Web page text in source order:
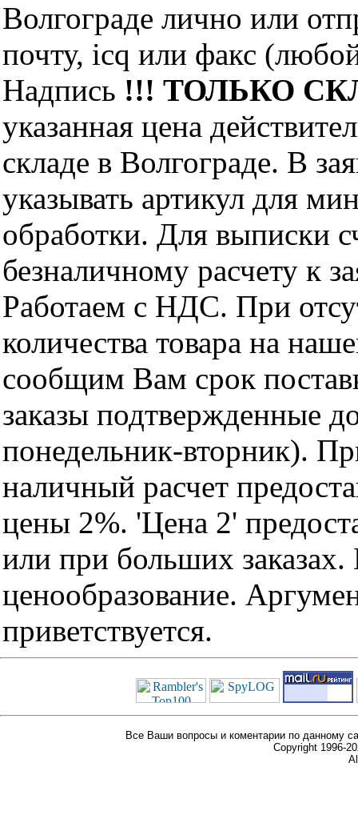
Волгограде лично или
почту, icq или факс
Надпись !!! ТОЛЬКО
указанная цена
складе в Волгограде. В
указывать артикул для
обработки. Для выписки
безналичному расчету к
Работаем с НДС. При
количества товара на
сообщим Вам срок
заказы подтвержденные
понедельник-вторник).
наличный расчет
цены 2%. 'Цена 2'
или при больших
ценообразование.
приветствуется.
Все Ваши вопросы и коментарии по данному
Copyright 1996-